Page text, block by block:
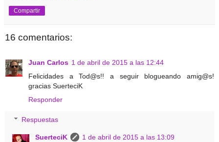
Compartir
16 comentarios:
Juan Carlos 1 de abril de 2015 a las 12:44
Felicidades a Tod@s!! a seguir blogueando amig@s!
gracias SuerteciK
Responder
Respuestas
SuerteciK
1 de abril de 2015 a las 13:09